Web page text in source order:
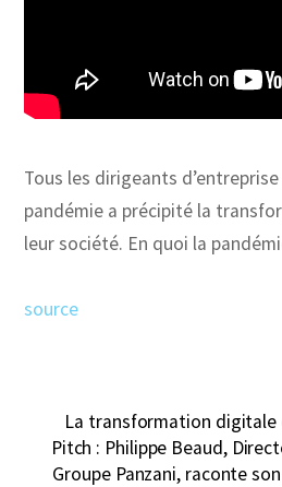
Tous les dirigeants
pandémie a précipité la
leur société. En quoi la
source
La transformation digitale
Pitch : Philippe Beaud,
Groupe Panzani, raconte